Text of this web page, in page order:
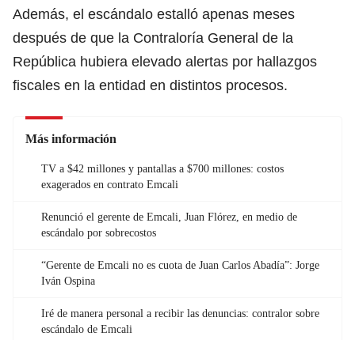
Además, el escándalo estalló apenas meses
después de que la Contraloría General de la
República hubiera elevado alertas por hallazgos
fiscales en la entidad en distintos procesos.
Más información
TV a $42 millones y pantallas a $700 millones: costos
exagerados en contrato Emcali
Renunció el gerente de Emcali, Juan Flórez, en medio de
escándalo por sobrecostos
“Gerente de Emcali no es cuota de Juan Carlos Abadía”: Jorge
Iván Ospina
Iré de manera personal a recibir las denuncias: contralor sobre
escándalo de Emcali